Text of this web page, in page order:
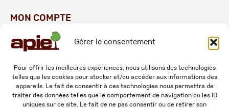
Gérer le consentement
Pour offrir les meilleures expériences, nous utilisons des technologies
telles que les cookies pour stocker et/ou accéder aux informations des
appareils. Le fait de consentir à ces technologies nous permettra de
traiter des données telles que le comportement de navigation ou les ID
uniques sur ce site. Le fait de ne pas consentir ou de retirer son
MON COMPTE
Commandes
Adresses
Mes informations personnelles